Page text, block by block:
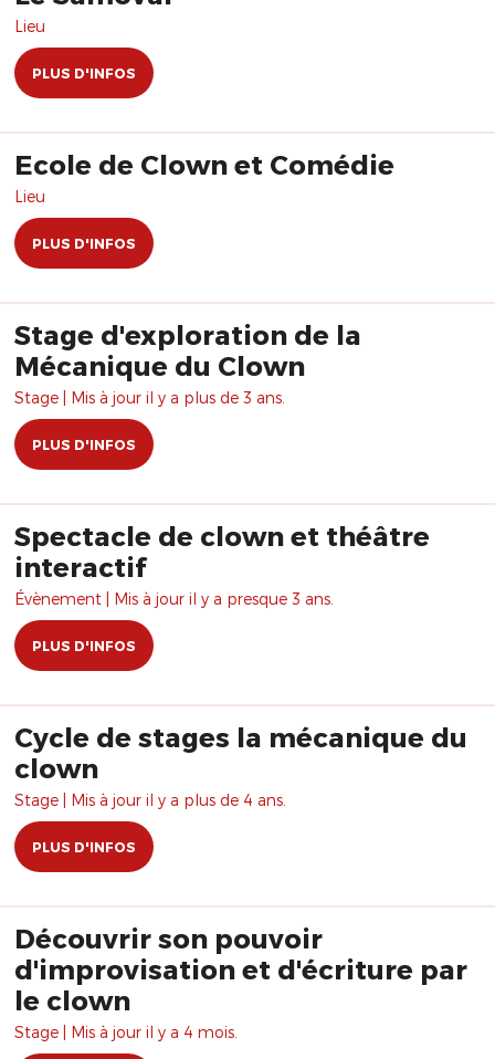
Lieu
PLUS D'INFOS
Ecole de Clown et Comédie
Lieu
PLUS D'INFOS
Stage d'exploration de la
Mécanique du Clown
Stage | Mis à jour il y a plus de 3 ans.
PLUS D'INFOS
Spectacle de clown et théâtre
interactif
Évènement | Mis à jour il y a presque 3 ans.
PLUS D'INFOS
Cycle de stages la mécanique du
clown
Stage | Mis à jour il y a plus de 4 ans.
PLUS D'INFOS
Découvrir son pouvoir
d'improvisation et d'écriture par
le clown
Stage | Mis à jour il y a 4 mois.